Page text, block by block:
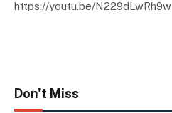
https://youtu.be/N229dLwRh9w
Don't Miss